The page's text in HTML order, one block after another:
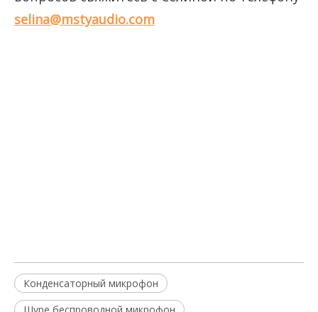
selina@mstyaudio.com
Конденсаторный микрофон
Шуре беспроводной микрофон